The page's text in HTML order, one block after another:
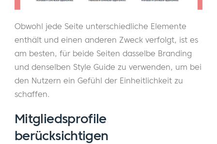
Obwohl jede Seite unterschiedliche Elemente
enthält und einen anderen Zweck verfolgt, ist es
am besten, für beide Seiten dasselbe Branding
und denselben Style Guide zu verwenden, um bei
den Nutzern ein Gefühl der Einheitlichkeit zu
schaffen.
Mitgliedsprofile
berücksichtigen